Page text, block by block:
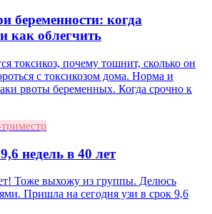
беременности: когда
как облегчить
токсикоз, почему тошнит, сколько он
с токсикозом дома. Норма и
рвоты беременных. Когда срочно к
недель в 40 лет
Тоже выхожу из группы. Делюсь
Пришла на сегодня узи в срок 9,6